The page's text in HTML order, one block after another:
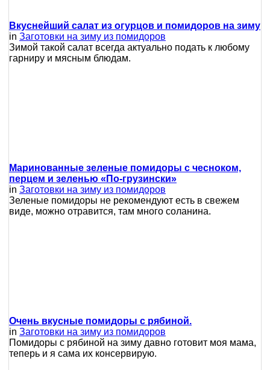
Вкуснейший салат из огурцов и помидоров на зиму
in Заготовки на зиму из помидоров
Зимой такой салат всегда актуально подать к любому
гарниру и мясным блюдам.
Маринованные зеленые помидоры с чесноком,
перцем и зеленью «По-грузински»
in Заготовки на зиму из помидоров
Зеленые помидоры не рекомендуют есть в свежем
виде, можно отравится, там много соланина.
Очень вкусные помидоры с рябиной.
in Заготовки на зиму из помидоров
Помидоры с рябиной на зиму давно готовит моя мама,
теперь и я сама их консервирую.